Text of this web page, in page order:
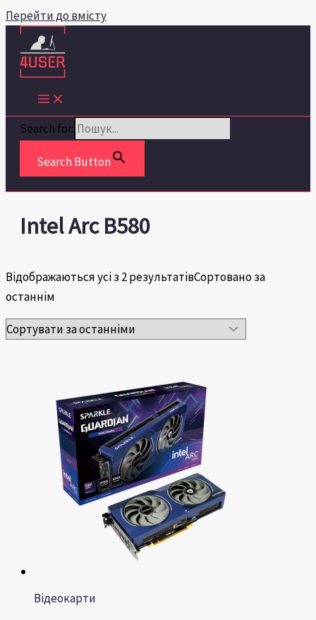
Перейти до вмісту
Search for:
Search Button
Intel Arc B580
Відображаються усі з 2 результатівСортовано за
останнім
Відеокарти